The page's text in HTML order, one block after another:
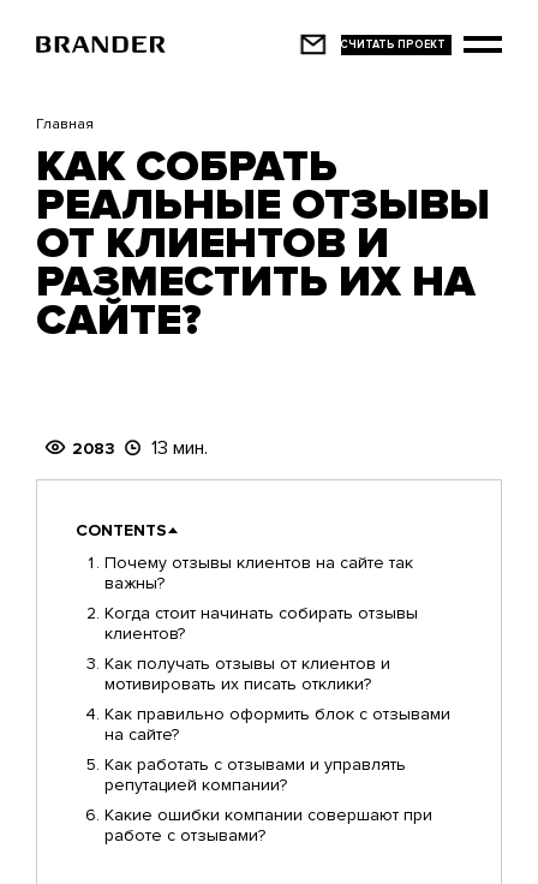
основному
Главная
КАК СОБРАТЬ
РЕАЛЬНЫЕ ОТЗЫВЫ
ОТ КЛИЕНТОВ И
РАЗМЕСТИТЬ ИХ НА
САЙТЕ?
2083 13 мин.
CONTENTS
Почему отзывы клиентов на сайте так
важны?
Когда стоит начинать собирать отзывы
клиентов?
Как получать отзывы от клиентов и
мотивировать их писать отклики?
Как правильно оформить блок с отзывами
на сайте?
Как работать с отзывами и управлять
репутацией компании?
Какие ошибки компании совершают при
работе с отзывами?